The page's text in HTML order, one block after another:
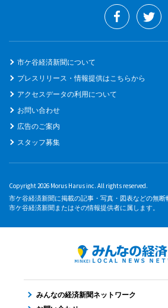
市ケ谷経済新聞について
プレスリリース・情報提供はこちらから
アクセスデータの利用について
お問い合わせ
広告のご案内
スタッフ募集
Copyright 2026 Morus Harus inc. All rights reserved.
市ケ谷経済新聞に掲載の記事・写真・図表などの無
市ケ谷経済新聞またはその情報提供者に属します。
みんなの経済新聞ネットワーク